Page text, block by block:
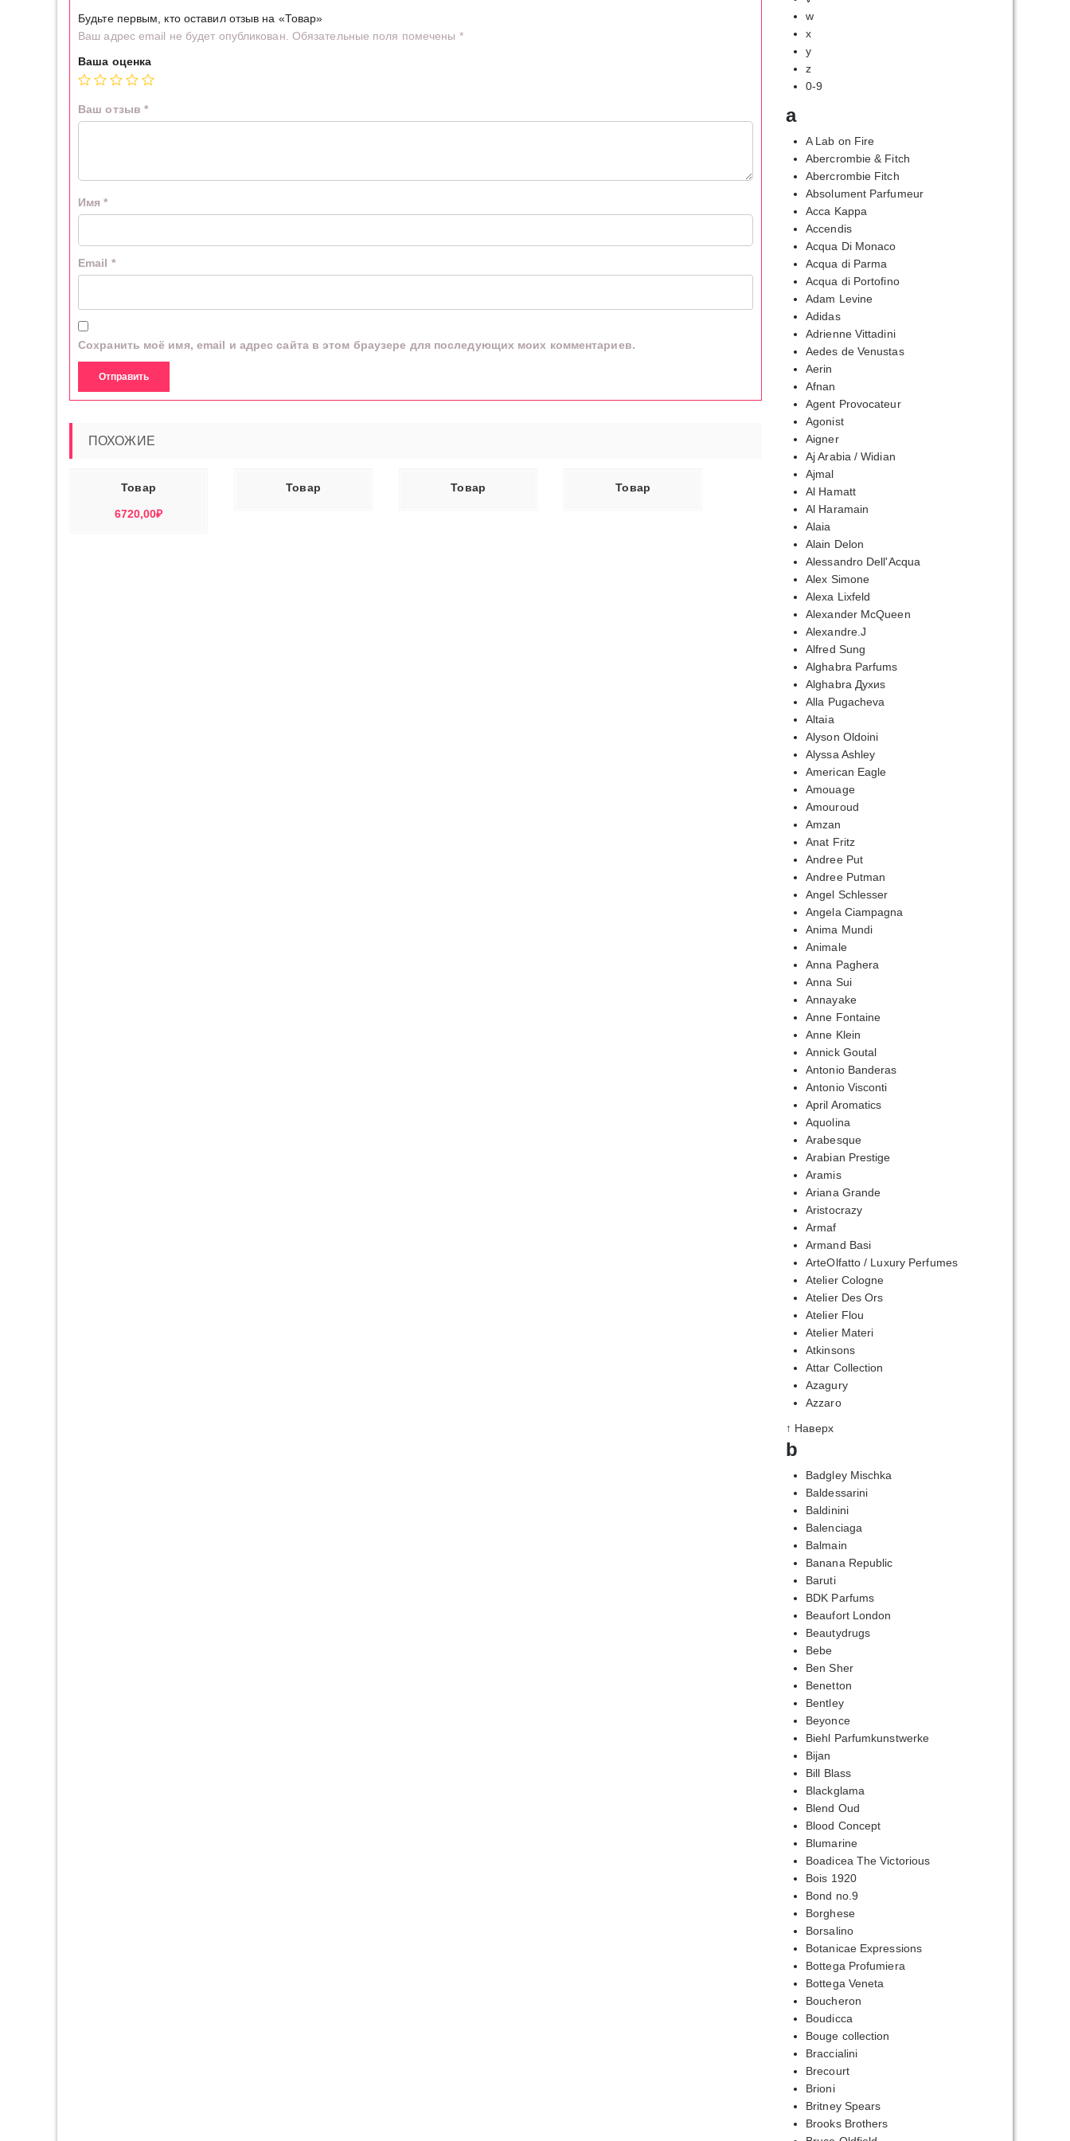
Будьте первым, кто оставил отзыв на «Товар»
Ваш адрес email не будет опубликован. Обязательные поля помечены *
Ваша оценка
Ваш отзыв *
Имя*
Email *
Сохранить моё имя, email и адрес сайта в этом браузере для последующих моих комментариев.
ПОХОЖИЕ
Товар
6720,00₽
Товар Товар Товар
w
x
y
z
0-9
a
A Lab on Fire
Abercrombie & Fitch
Abercrombie Fitch
Absolument Parfumeur
Acca Kappa
Accendis
Acqua Di Monaco
Acqua di Parma
Acqua di Portofino
Adam Levine
Adidas
Adrienne Vittadini
Aedes de Venustas
Aerin
Afnan
Agent Provocateur
Agonist
Aigner
Aj Arabia / Widian
Ajmal
Al Hamatt
Al Haramain
Alaia
Alain Delon
Alessandro Dell'Acqua
Alex Simone
Alexa Lixfeld
Alexander McQueen
Alexandre.J
Alfred Sung
Alghabra Parfums
Alghabra Духиs
Alla Pugacheva
Altaia
Alyson Oldoini
Alyssa Ashley
American Eagle
Amouage
Amouroud
Amzan
Anat Fritz
Andree Put
Andree Putman
Angel Schlesser
Angela Ciampagna
Anima Mundi
Animale
Anna Paghera
Anna Sui
Annayake
Anne Fontaine
Anne Klein
Annick Goutal
Antonio Banderas
Antonio Visconti
April Aromatics
Aquolina
Arabesque
Arabian Prestige
Aramis
Ariana Grande
Aristocrazy
Armaf
Armand Basi
ArteOlfatto / Luxury Perfumes
Atelier Cologne
Atelier Des Ors
Atelier Flou
Atelier Materi
Atkinsons
Attar Collection
Azagury
Azzaro
↑ Наверх
b
Badgley Mischka
Baldessarini
Baldinini
Balenciaga
Balmain
Banana Republic
Baruti
BDK Parfums
Beaufort London
Beautydrugs
Bebe
Ben Sher
Benetton
Bentley
Beyonce
Biehl Parfumkunstwerke
Bijan
Bill Blass
Blackglama
Blend Oud
Blood Concept
Blumarine
Boadicea The Victorious
Bois 1920
Bond no.9
Borghese
Borsalino
Botanicae Expressions
Bottega Profumiera
Bottega Veneta
Boucheron
Boudicca
Bouge collection
Braccialini
Brecourt
Brioni
Britney Spears
Brooks Brothers